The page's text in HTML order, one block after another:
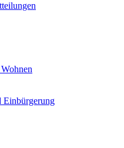
Einbürgerung